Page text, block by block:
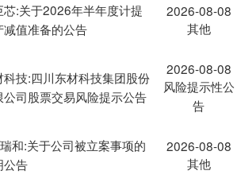
芯:关于2026年半年度计提
减值准备的公告
2026-08-08
其他
科技:四川东材科技集团股份
公司股票交易风险提示公告
2026-08-08
风险提示性公
告
和:关于公司被立案事项的
公告
2026-08-08
其他